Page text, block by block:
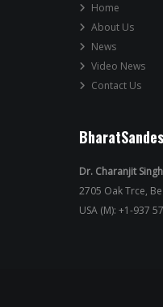
Home
About Us
News
Video News
Contact Us
Dr. Charanjit
2705 Oak Trce,
USA (M): +1-937